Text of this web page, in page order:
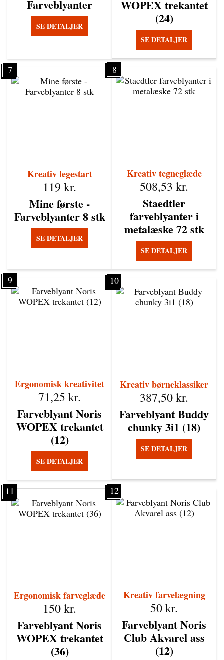
Farveblyanter
SE DETALJER
WOPEX trekantet
(24)
SE DETALJER
7
Kreativ legestart
Mine første -
Farveblyanter 8 stk
119 kr.
SE DETALJER
8
Kreativ tegneglæde
Staedtler
farveblyanter i
metalæske 72 stk
508,53 kr.
SE DETALJER
9
Ergonomisk kreativitet
Farveblyant Noris
WOPEX trekantet
(12)
71,25 kr.
SE DETALJER
10
Kreativ børneklassiker
Farveblyant Buddy
chunky 3i1 (18)
387,50kr.
SE DETALJER
11
Ergonomisk farveglæde
Farveblyant Noris
WOPEX trekantet
(36)
150kr.
12
Kreativ farvelægning
Farveblyant Noris
Club Akvarel ass
(12)
50kr.